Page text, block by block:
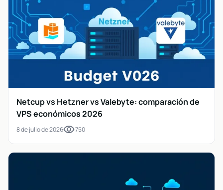
Netcup vs Hetzner vs Valebyte: comparación de
VPS económicos 2026
8 de julio de 2026visibility750